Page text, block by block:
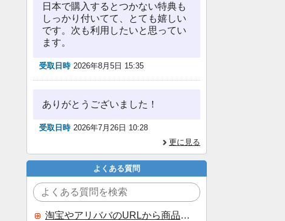
日本で購入するとつかない特典も
しっかり付いてて、とても嬉しい
です。次も利用したいと思ってい
ます。
受取日時 2026年8月5日 15:35
ありがとうございました！
受取日時 2026年7月26日 10:28
更に見る
よくある質問
淘宝やアリババのURLから商品を探すことはできますか？